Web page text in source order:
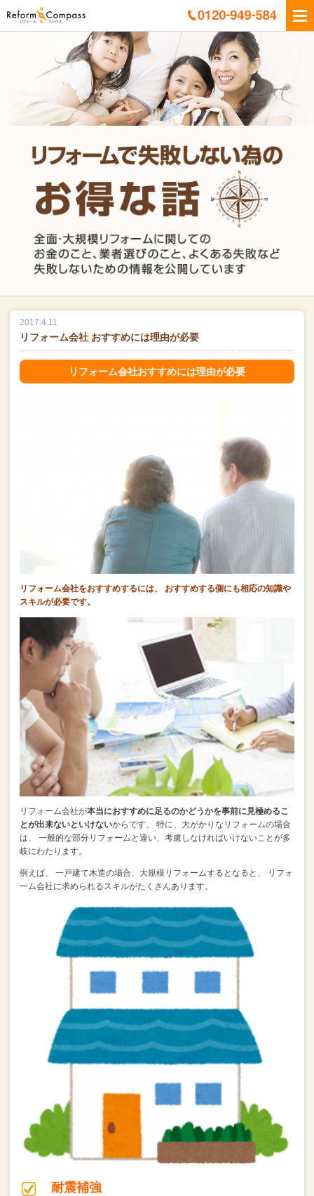
2017.4.11
リフォーム会社 おすすめには理由が必要
リフォーム会社おすすめには理由が必要
リフォーム会社をおすすめするには、
おすすめする側にも相応の知識や
スキルが必要です。
リフォーム会社が本当におすすめに足るのかどうかを事前に見極めるこ
とが出来ないといけないからです。
特に、大がかりなリフォームの場合
は、
一般的な部分リフォームと違い、考慮しなければいけないことが多
岐にわたります。
例えば、 一戸建て木造の場合、大規模リフォームするとなると、
リフォ
ーム会社に求められるスキルがたくさんあります。
耐震補強